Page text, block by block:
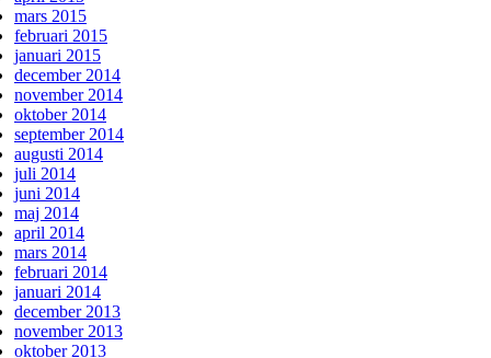
mars 2015
februari 2015
januari 2015
december 2014
november 2014
oktober 2014
september 2014
augusti 2014
juli 2014
juni 2014
maj 2014
april 2014
mars 2014
februari 2014
januari 2014
december 2013
november 2013
oktober 2013